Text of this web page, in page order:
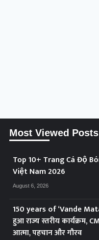
Most Viewed Posts
Top 10+ Trang Cá Độ
Việt Nam 2026
August 6, 2026
150 years of ‘Vande
हुआ राज्य स्तरीय कार्यक्रम,
आत्मा, पहचान और गौरव